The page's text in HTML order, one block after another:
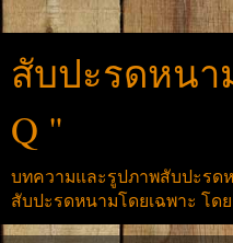
สับปะรดหนา
Q "
บทความและรูปภาพสับปะรด
สับปะรดหนามโดยเฉพาะ โด